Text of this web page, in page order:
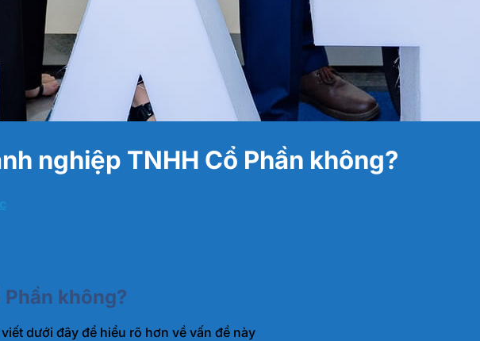
nghiệp TNHH Cổ Phần không?
không?
dưới đây để hiểu rõ hơn về vấn đề này